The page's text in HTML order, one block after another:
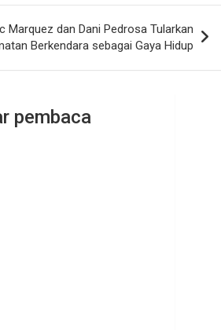
Marquez dan Dani Pedrosa Tularkan
Berkendara sebagai Gaya Hidup
pembaca